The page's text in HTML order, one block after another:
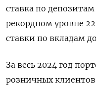
ставка по
рекордном уровне
ставки по вкладам
За весь 2024 год
розничных клиентов